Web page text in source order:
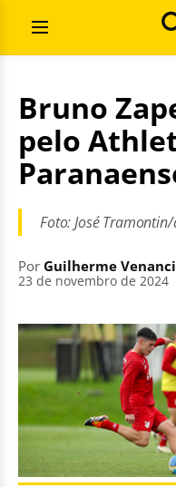
conteúdo
Abrir
Menu
por:
Bruno
pelo
Foto: José
Por Guilherme
23 de novembro de 2024